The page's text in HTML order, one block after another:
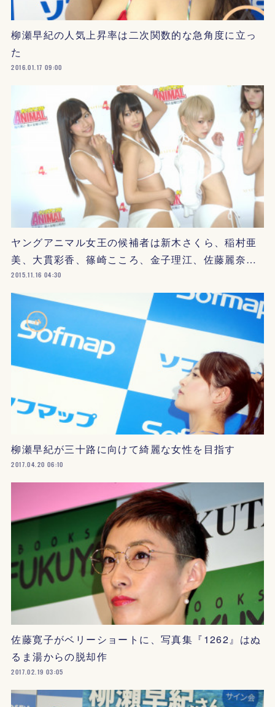
柳瀬早紀の人気上昇率は二次関数的な急角度に立っ
た
2016.01.17 09:00
ヤングアニマル女王の候補者は新木さくら、稲村亜
美、大貫彩香、篠崎こころ、金子理江、佐藤麗奈…
2015.11.16 04:30
柳瀬早紀が三十路に向けて綺麗な女性を目指す
2017.04.20 06:10
佐藤寛子がベリーショートに、写真集『1262』はぬ
るま湯からの脱却作
2017.02.19 03:05